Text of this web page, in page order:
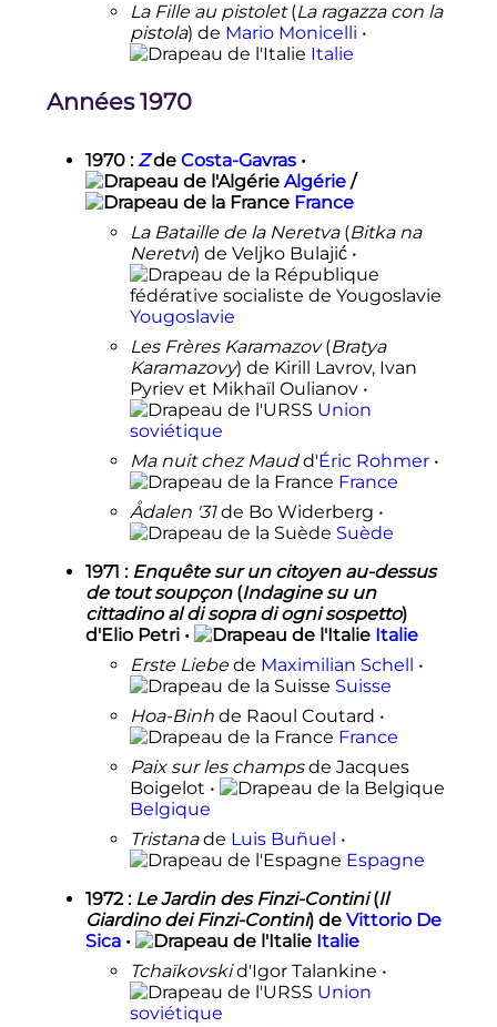
La Fille au pistolet(La ragazza con la
pistola) de Mario Monicelli •
Italie
Années 1970
1970 :Zde Costa-Gavras•
Algérie/
France
La Bataille de la Neretva(Bitka na
Neretvi) de Veljko Bulajić •
Yougoslavie
Les Frères Karamazov(Bratya
Karamazovy) de Kirill Lavrov, Ivan
Pyriev et Mikhaïl Oulianov •
Union
soviétique
Ma nuit chez Maudd'Éric Rohmer•
France
Ådalen '31de Bo Widerberg •
Suède
1971 : Enquête sur un citoyen au-dessus
de tout soupçon(Indagine su un
cittadino al di sopra di ogni sospetto)
d'Elio Petri •
Italie
Erste Liebede Maximilian Schell •
Suisse
Hoa-Binhde Raoul Coutard •
France
Paix sur les champsde Jacques
Boigelot •
Belgique
Tristanade Luis Buñuel •
Espagne
1972 : Le Jardin des Finzi-Contini(Il
Giardino dei Finzi-Contini) de Vittorio De
Sica•
Italie
Tchaïkovskid'Igor Talankine •
Union
soviétique